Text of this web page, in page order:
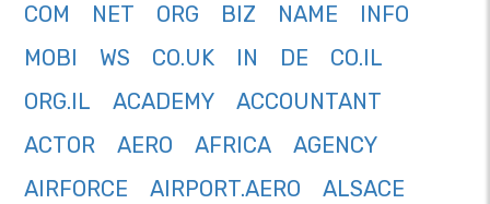
COM NET ORG BIZ NAME
INFO
MOBI
WS CO.UK IN DE
CO.IL
ORG.IL
ACADEMY
ACCOUNTANT
ACTOR
AERO AFRICA
AGENCY
AIRFORCE
AIRPORT.AERO
ALSACE